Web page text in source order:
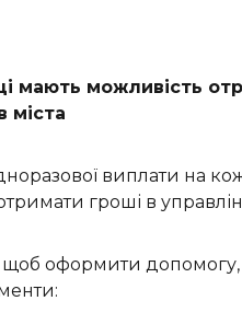
мають можливість
міста
виплати на
гроші в
оформити допомогу,